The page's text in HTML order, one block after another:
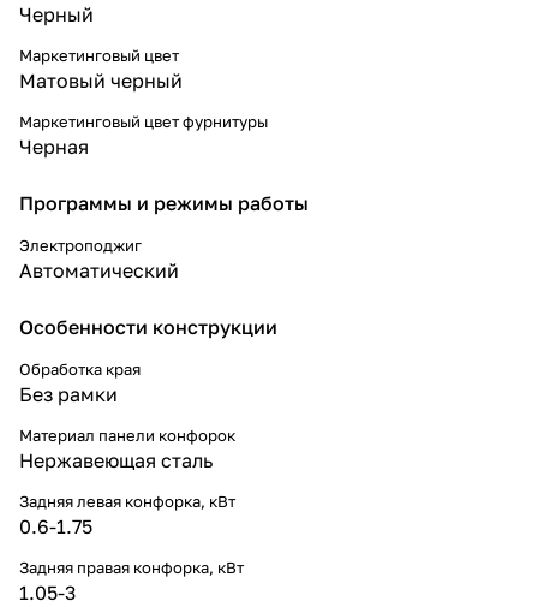
Черный
Маркетинговый цвет
Матовый черный
Маркетинговый цвет фурнитуры
Черная
Программы и режимы работы
Электроподжиг
Автоматический
Особенности конструкции
Обработка края
Без рамки
Материал панели конфорок
Нержавеющая сталь
Задняя левая конфорка, кВт
0.6-1.75
Задняя правая конфорка, кВт
1.05-3